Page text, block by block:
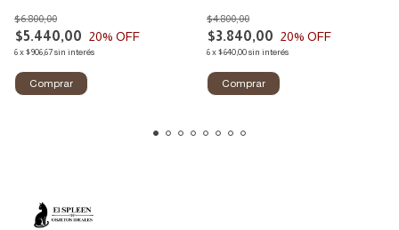
$5.440,00
$6.800,00
20% OFF
6x$906,67sin interés
$3.840,00
$4.800,00
20% OFF
6x$640,00sin interés